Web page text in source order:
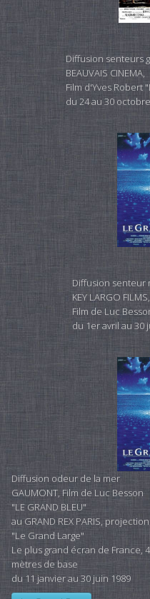
Diffusion senteurs
BEAUVAIS CINEMA,
Film d'Yves Robert
du 24 au 30
Diffusion senteur
KEY LARGO
Film de Luc
du 1er avril au 30
Diffusion odeur de la mer
GAUMONT, Film de Luc Besson
"LE GRAND BLEU"
au GRAND REX PARIS,
"Le Grand Large"
Le plus grand écran de France,
mètres de base
du 11 janvier au 30 juin 1989